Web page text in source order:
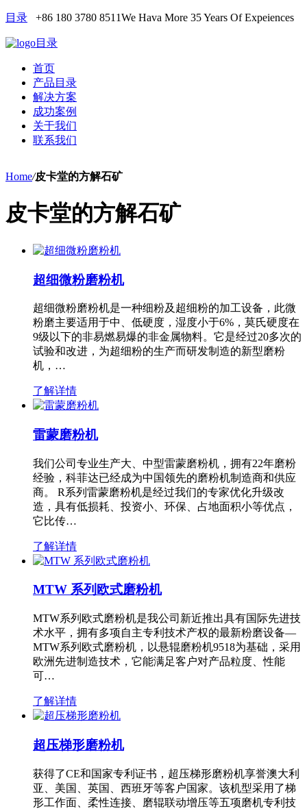
目录 +86 180 3780 8511We Hava More 35 Years Of Expeiences
目录
首页
产品目录
解决方案
成功案例
关于我们
联系我们
Home/皮卡堂的方解石矿
皮卡堂的方解石矿
超细微粉磨粉机
超细微粉磨粉机是一种细粉及超细粉的加工设备，此微
粉磨主要适用于中、低硬度，湿度小于6%，莫氏硬度在
9级以下的非易燃易爆的非金属物料。它是经过20多次的
试验和改进，为超细粉的生产而研发制造的新型磨粉
机，…
了解详情
雷蒙磨粉机
我们公司专业生产大、中型雷蒙磨粉机，拥有22年磨粉
经验，科菲达已经成为中国领先的磨粉机制造商和供应
商。 R系列雷蒙磨粉机是经过我们的专家优化升级改
造，具有低损耗、投资小、环保、占地面积小等优点，
它比传…
了解详情
MTW 系列欧式磨粉机
MTW系列欧式磨粉机是我公司新近推出具有国际先进技
术水平，拥有多项自主专利技术产权的最新粉磨设备—
MTW系列欧式磨粉机，以悬辊磨粉机9518为基础，采用
欧洲先进制造技术，它能满足客户对产品粒度、性能
可…
了解详情
超压梯形磨粉机
获得了CE和国家专利证书，超压梯形磨粉机享誉澳大利
亚、美国、英国、西班牙等客户国家。该机型采用了梯
形工作面、柔性连接、磨辊联动增压等五项磨机专利技